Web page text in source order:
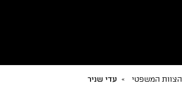
הצוות המשפטי » עדי שניר